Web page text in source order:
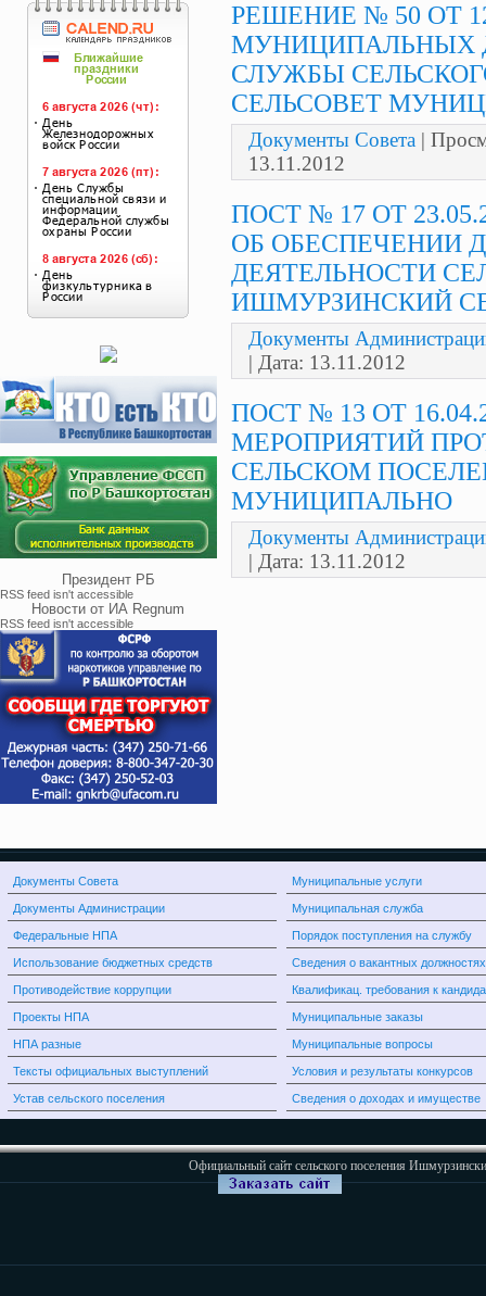
Президент РБ
RSS feed isn't accessible
Новости от ИА Regnum
RSS feed isn't accessible
РЕШЕНИЕ № 50 ОТ
МУНИЦИПАЛЬНЫХ
СЛУЖБЫ
СЕЛЬСОВЕТ
Документы Совета |
13.11.2012
ПОСТ № 17 ОТ
ОБ ОБЕСПЕЧЕНИИ
ДЕЯТЕЛЬНОСТИ
ИШМУРЗИНСКИЙ
Документы
| Дата: 13.11.2012
ПОСТ № 13 ОТ
МЕРОПРИЯТИЙ
СЕЛЬСКОМ
МУНИЦИПАЛЬНО
Документы
| Дата: 13.11.2012
Документы Совета
Документы Администрации
Федеральные НПА
Использование бюджетных средств
Противодействие коррупции
Проекты НПА
НПА разные
Тексты официальных выступлений
Устав сельского поселения
Муниципальные услуги
Муниципальная служба
Порядок поступления на службу
Сведения о вакантных должностях
Квалификац. требования к
Муниципальные заказы
Муниципальные вопросы
Условия и результаты конкурсов
Сведения о доходах и имуществе
Официальный сайт сельского поселения